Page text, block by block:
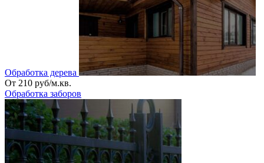
Обработка дерева
От 210 руб/м.кв.
Обработка заборов